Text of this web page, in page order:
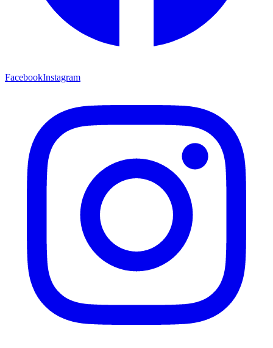
FacebookInstagram